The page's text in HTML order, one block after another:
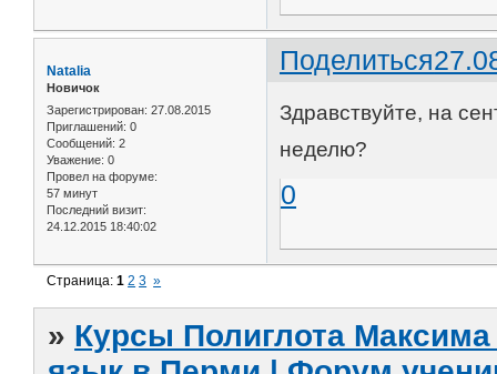
Поделиться
Natalia
Новичок
Зарегистрирован: 27.08.2015
Приглашений: 0
Сообщений: 2
Уважение: 0
Провел на форуме:
57 минут
Последний визит:
24.12.2015 18:40:02
Здравствуйте, на
неделю?
0
Страница:1 2 3 »
» Курсы Полиглота